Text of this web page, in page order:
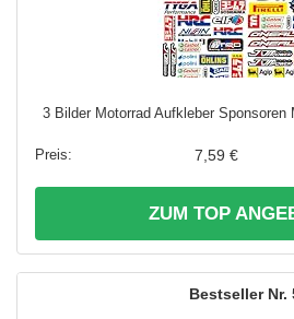
3 Bilder Motorrad Aufkleber
7,59 €
ZUM TOP